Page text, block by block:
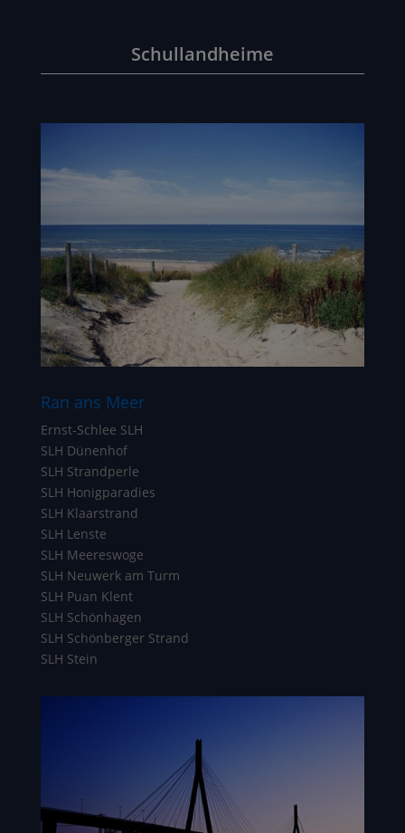
Schullandheime
Ran ans Meer
Ernst-Schlee SLH
SLH Dünenhof
SLH Strandperle
SLH Honigparadies
SLH Klaarstrand
SLH Lenste
SLH Meereswoge
SLH Neuwerk am Turm
SLH Puan Klent
SLH Schönhagen
SLH Schönberger Strand
SLH Stein